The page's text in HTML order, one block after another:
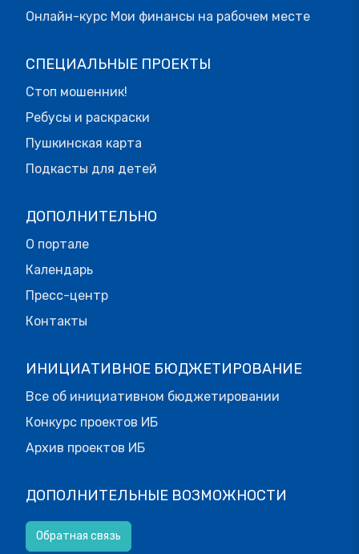
Онлайн-курс Мои финансы на рабочем месте
СПЕЦИАЛЬНЫЕ ПРОЕКТЫ
Стоп мошенник!
Ребусы и раскраски
Пушкинская карта
Подкасты для детей
ДОПОЛНИТЕЛЬНО
О портале
Календарь
Пресс-центр
Контакты
ИНИЦИАТИВНОЕ БЮДЖЕТИРОВАНИЕ
Все об инициативном бюджетировании
Конкурс проектов ИБ
Архив проектов ИБ
ДОПОЛНИТЕЛЬНЫЕ ВОЗМОЖНОСТИ
Обратная связь